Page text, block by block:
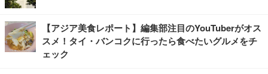
【アジア美食レポート】編集部注目のYouTuberがオス
スメ！タイ・バンコクに行ったら食べたいグルメをチ
ェック